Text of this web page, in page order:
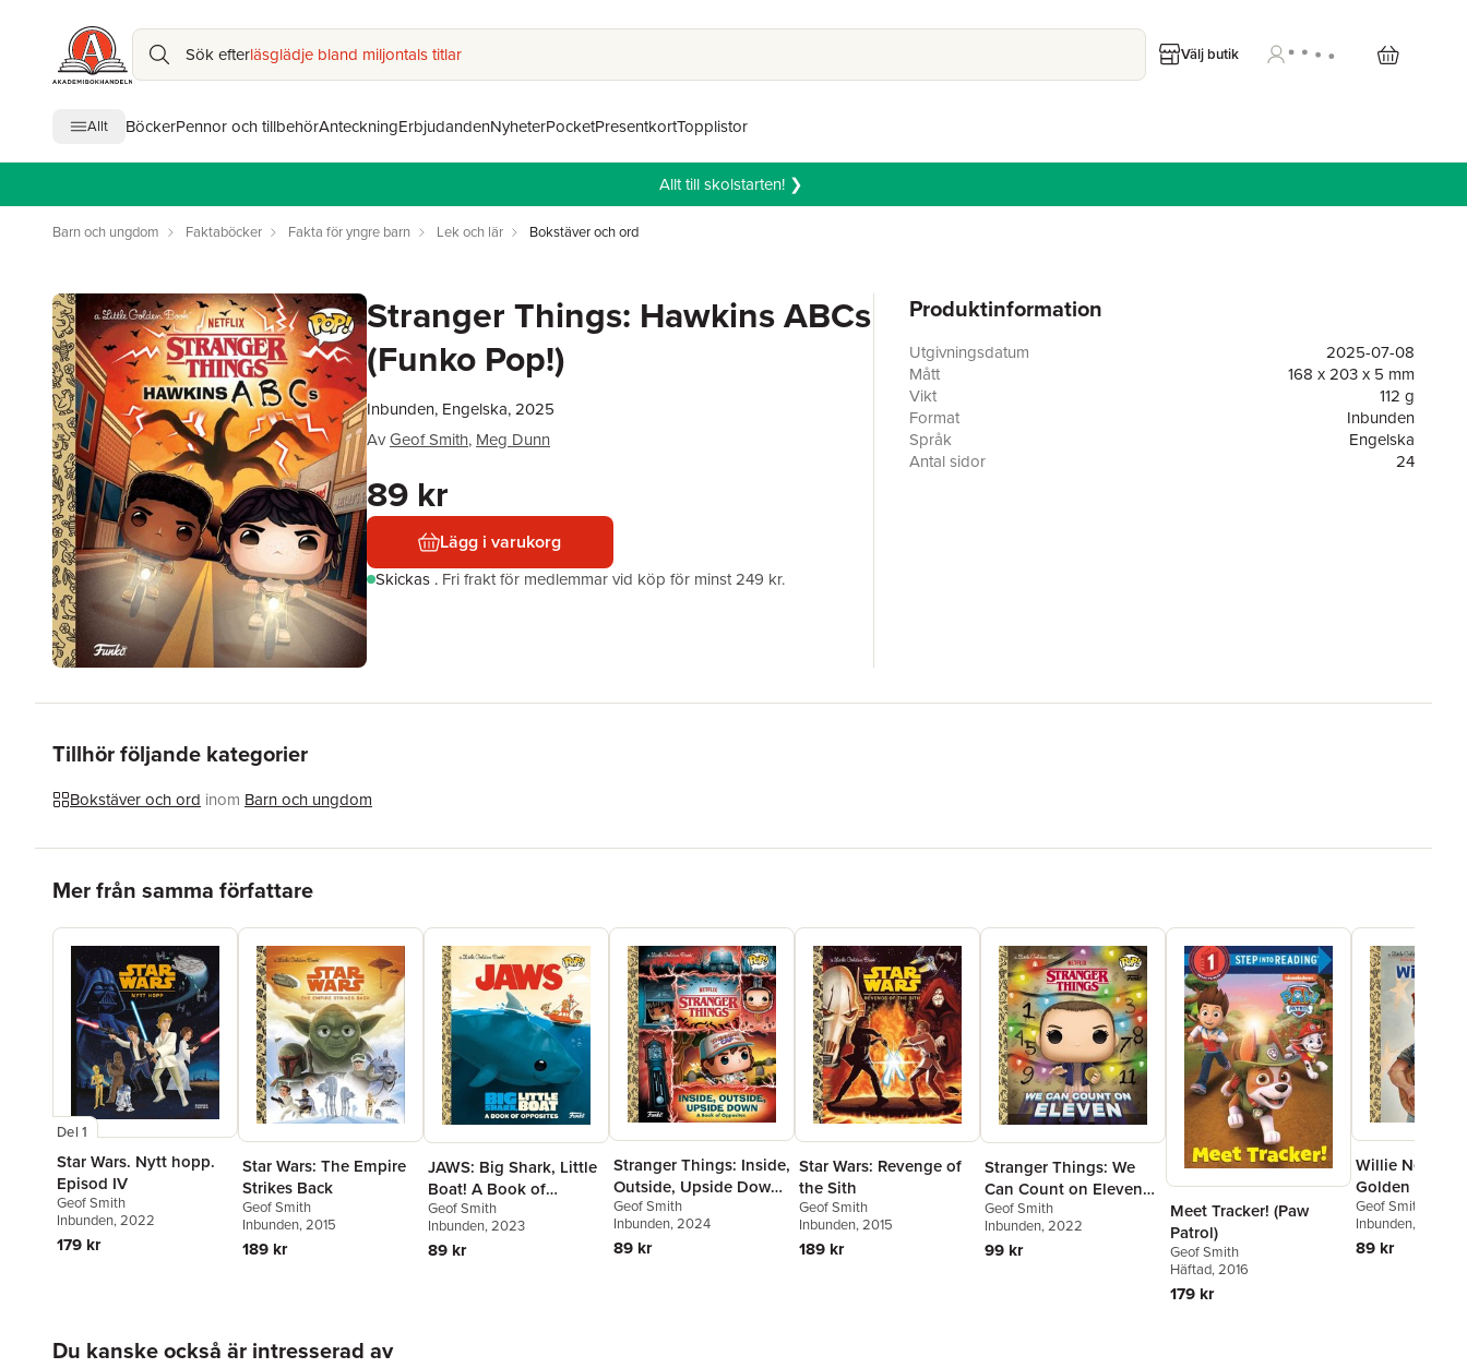
Sök efterläsglädje bland miljontals titlar Välj butik
Allt BöckerPennor och tillbehörAnteckningErbjudandenNyheterPocketPresentkortTopplistor
Allt till skolstarten! ❯
Barn och ungdom Faktaböcker Fakta för yngre barn Lek och lär Bokstäver och ord
Stranger Things: Hawkins ABCs
(Funko Pop!)
Inbunden, Engelska, 2025
AvGeof Smith, Meg Dunn
89 kr
Lägg i varukorg
Skickas . Fri frakt för medlemmar vid köp för minst 249 kr.
Produktinformation
Utgivningsdatum
2025-07-08
Mått
168 x 203 x 5 mm
Vikt
112 g
Format
Inbunden
Språk
Engelska
Antal sidor
24
Tillhör följande kategorier
Bokstäver och ord inom Barn och ungdom
Mer från samma författare
Del 1
Star Wars. Nytt hopp.
Episod IV
Geof Smith
Inbunden, 2022
179 kr
Star Wars: The Empire
Strikes Back
Geof Smith
Inbunden, 2015
189 kr
JAWS: Big Shark, Little
Boat! A Book of
Opposites (Funko Pop!)
Geof Smith
Inbunden, 2023
89 kr
Stranger Things: Inside,
Outside, Upside Down
(Funko Pop!)
Geof Smith
Inbunden, 2024
89 kr
Star Wars: Revenge of
the Sith
Geof Smith
Inbunden, 2015
189 kr
Stranger Things: We
Can Count on Eleven
(Funko Pop!)
Geof Smith
Inbunden, 2022
99 kr
Meet Tracker! (Paw
Patrol)
Geof Smith
Häftad, 2016
179 kr
Willie Nelson:
Golden Book
Biography
Geof Smith
Inbunden, 2023
89 kr
Du kanske också är intresserad av